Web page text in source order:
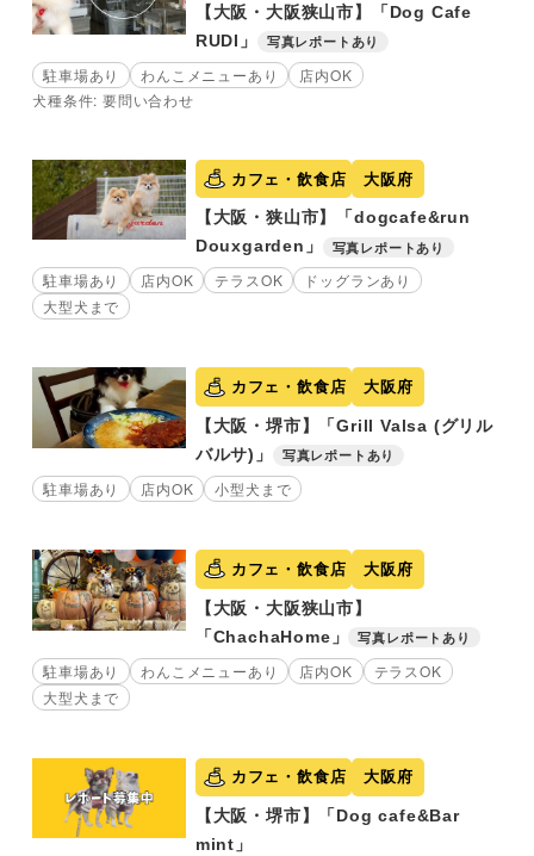
【大阪・大阪狭山市】「Dog Cafe
RUDI」
写真レポートあり
駐車場あり わんこメニューあり
店内OK
犬種条件: 要問い合わせ
カフェ・飲食店 大阪府
【大阪・狭山市】「dogcafe&run
Douxgarden」
写真レポートあり
駐車場あり 店内OK テラスOK
ドッグランあり
大型犬まで
カフェ・飲食店 大阪府
【大阪・堺市】「Grill Valsa (グリル
バルサ)」
写真レポートあり
駐車場あり 店内OK 小型犬まで
カフェ・飲食店 大阪府
【大阪・大阪狭山市】
「ChachaHome」
写真レポートあり
駐車場あり わんこメニューあり 店内OK
テラスOK
大型犬まで
カフェ・飲食店 大阪府
【大阪・堺市】「Dog cafe&Bar
mint」